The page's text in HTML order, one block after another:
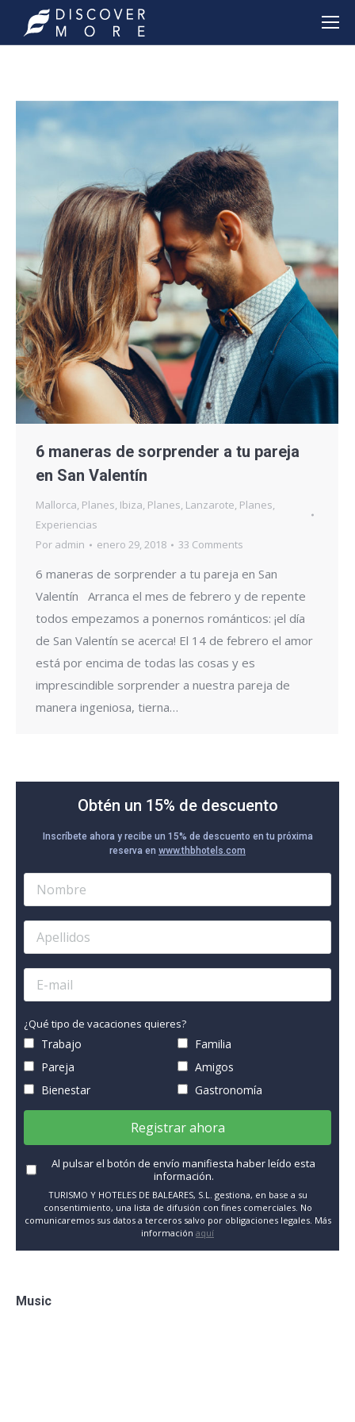
6 maneras de sorprender a tu pareja
en San Valentín
Mallorca, Planes, Ibiza, Planes, Lanzarote, Planes,
Experiencias
Por admin enero 29, 2018 33 Comments
6 maneras de sorprender a tu pareja en San
Valentín Arranca el mes de febrero y de repente
todos empezamos a ponernos románticos: ¡el día
de San Valentín se acerca! El 14 de febrero el amor
está por encima de todas las cosas y es
imprescindible sorprender a nuestra pareja de
manera ingeniosa, tierna…
Obtén un 15% de descuento
Inscríbete ahora y recibe un 15% de descuento en tu próxima
reserva en www.thbhotels.com
¿Qué tipo de vacaciones quieres?
Trabajo
Familia
Pareja
Amigos
Bienestar
Gastronomía
Registrar ahora
Al pulsar el botón de envío manifiesta haber leído esta
información.
TURISMO Y HOTELES DE BALEARES, S.L. gestiona, en base a su
consentimiento, una lista de difusión con fines comerciales. No
comunicaremos sus datos a terceros salvo por obligaciones legales. Más
información aquí
Music